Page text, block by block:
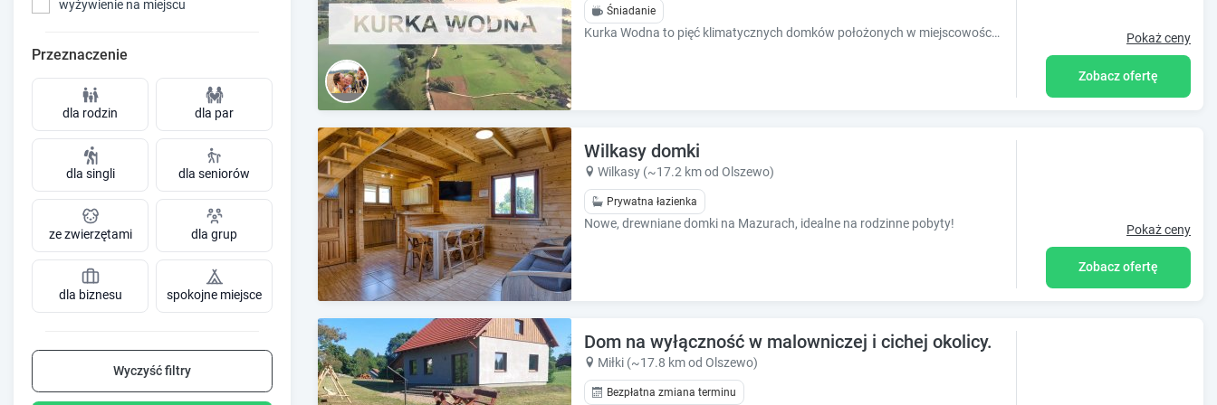
k
e
y
t
e
t
t
h
e
k
e
y
b
a
r
s
k
k
t
h
e
r
d
s
wyżywienie na miejscu
Przeznaczenie
dla rodzin dla par
dla singli dla seniorów
ze zwierzętami dla grup
dla biznesu spokojne miejsce
Wyczyść filtry
Śniadanie
Kurka Wodna to pięć klimatycznych domków położonych w miejscowości Faszcze k.Mikołajek nad pięknym Jeziorem Głębokim. Pokaż ceny
Zobacz ofertę
Wilkasy domki
Wilkasy (~17.2 km od Olszewo)
Prywatna łazienka
Nowe, drewniane domki na Mazurach, idealne na rodzinne pobyty! Pokaż ceny
Zobacz ofertę
Dom na wyłączność w malowniczej i cichej okolicy.
Miłki (~17.8 km od Olszewo)
Bezpłatna zmiana terminu